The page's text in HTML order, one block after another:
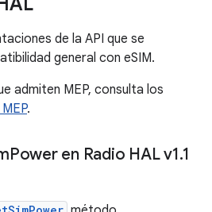
de la API que se
general con eSIM.
admiten MEP, consulta los
.
Power en Radio HAL v1.1